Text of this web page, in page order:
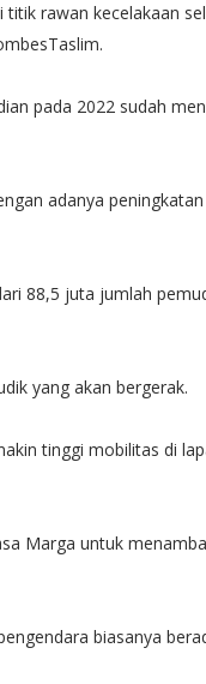
rawan kecelakaan
pada 2022 sudah
adanya
88,5 juta jumlah
yang akan bergerak.
tinggi mobilitas di
Marga untuk
biasanya